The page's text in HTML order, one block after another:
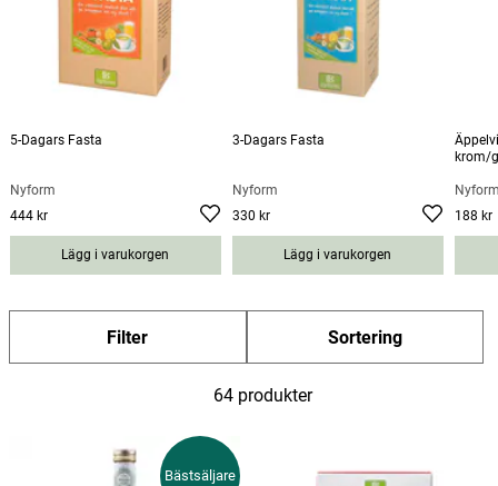
Läs artikeln:Tips för en lyckad detox - kom igång
idag med utrensning
5-Dagars Fasta
Nyform
Pris:
444 kr
Lägg i varukorgen
3-Dagars Fasta
Nyform
Pris:
330 kr
Lägg i varukorgen
krom/
Pris:
kr
188 kr
Filter Sortering
64 produkter
Bästsäljare